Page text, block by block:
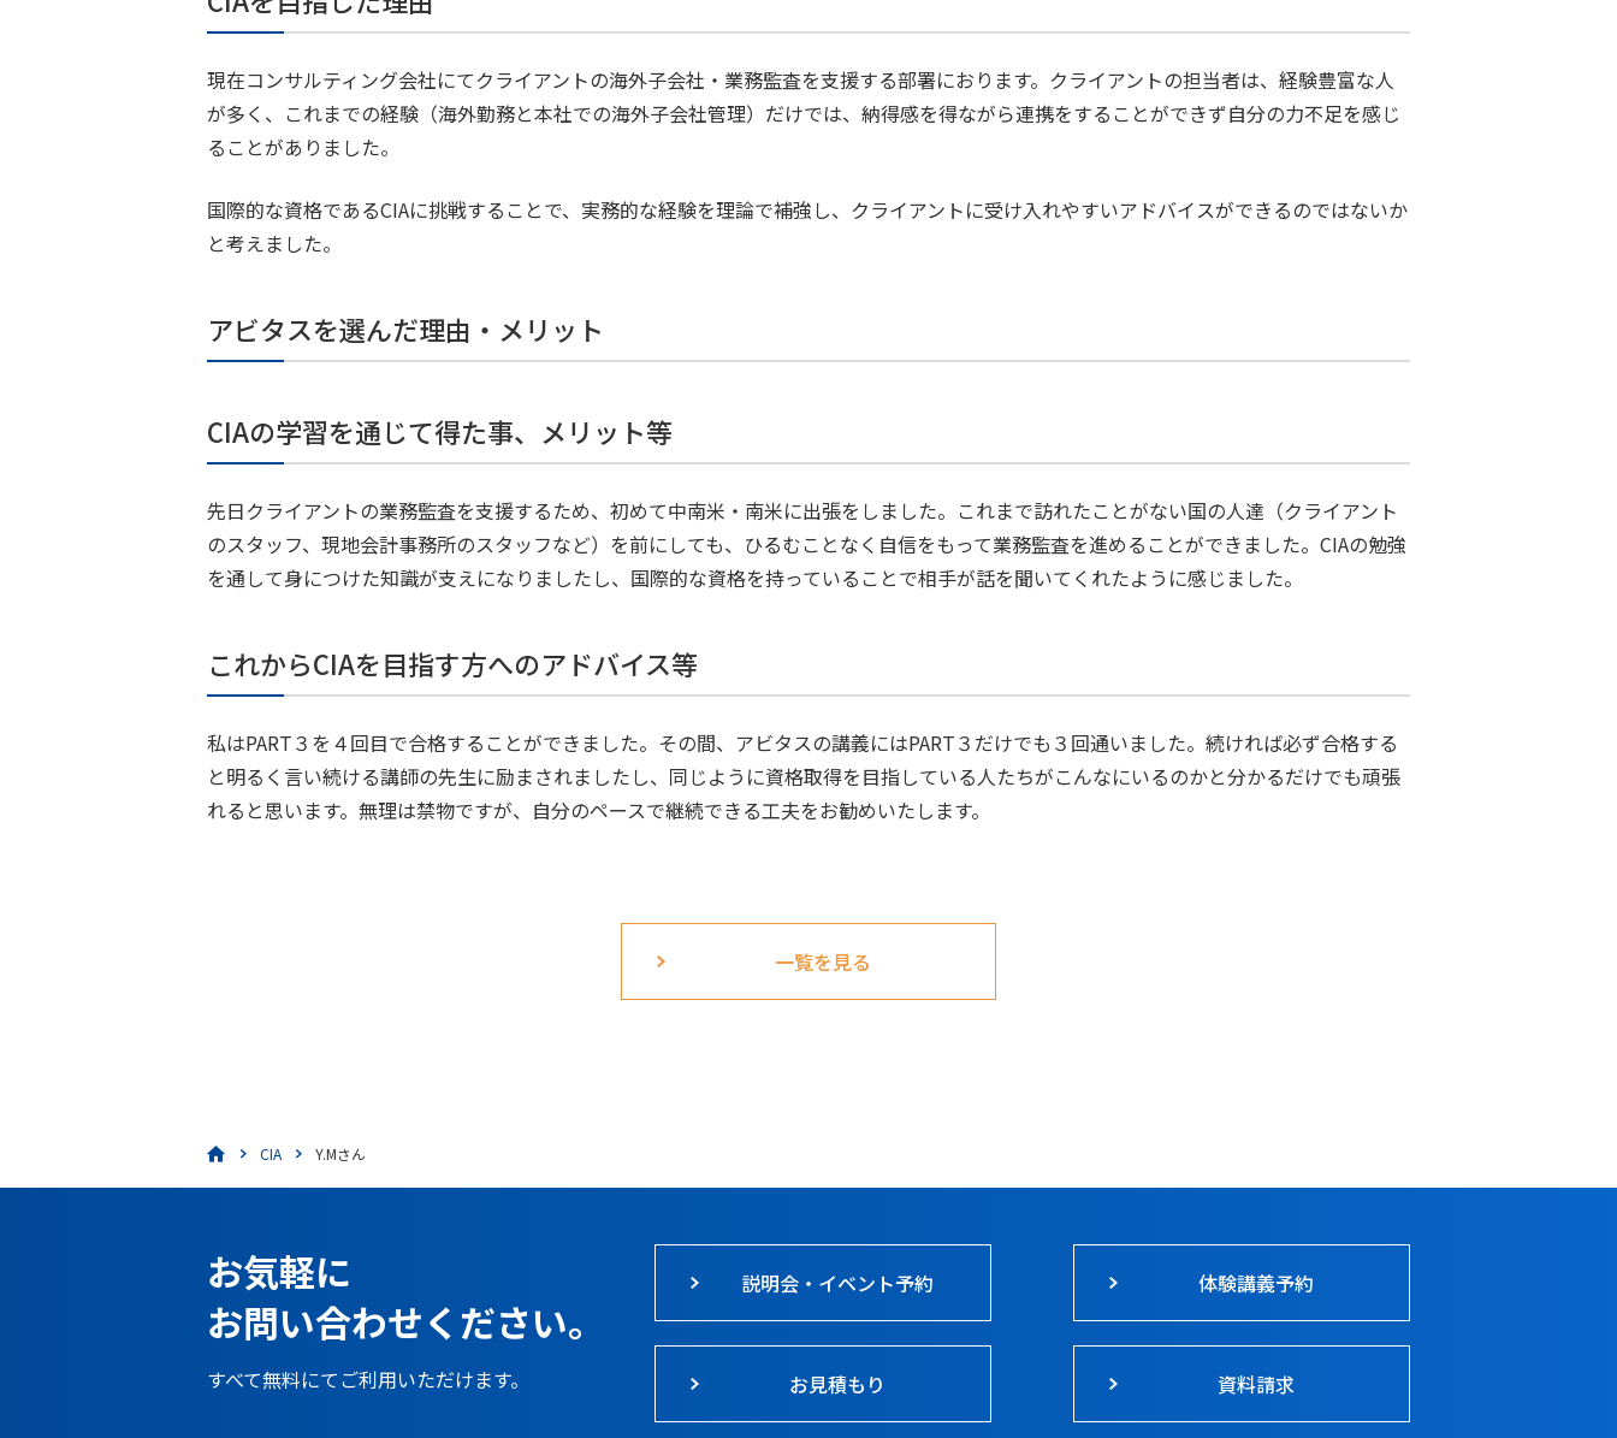
現在コンサルティング会社にてクライアントの海外子会社・業務監査を支援する部署におります。クライアントの担当者は、経験豊富な人
が多く、これまでの経験（海外勤務と本社での海外子会社管理）だけでは、納得感を得ながら連携をすることができず自分の力不足を感じ
ることがありました。
国際的な資格であるCIAに挑戦することで、実務的な経験を理論で補強し、クライアントに受け入れやすいアドバイスができるのではないか
と考えました。
アビタスを選んだ理由・メリット
CIAの学習を通じて得た事、メリット等
先日クライアントの業務監査を支援するため、初めて中南米・南米に出張をしました。これまで訪れたことがない国の人達（クライアント
のスタッフ、現地会計事務所のスタッフなど）を前にしても、ひるむことなく自信をもって業務監査を進めることができました。CIAの勉強
を通して身につけた知識が支えになりましたし、国際的な資格を持っていることで相手が話を聞いてくれたように感じました。
これからCIAを目指す方へのアドバイス等
私はPART３を４回目で合格することができました。その間、アビタスの講義にはPART３だけでも３回通いました。続ければ必ず合格する
と明るく言い続ける講師の先生に励まされましたし、同じように資格取得を目指している人たちがこんなにいるのかと分かるだけでも頑張
れると思います。無理は禁物ですが、自分のペースで継続できる工夫をお勧めいたします。
一覧を見る
CIA Y.Mさん
お気軽に
お問い合わせください。
すべて無料にてご利用いただけます。
説明会・イベント予約 体験講義予約
お見積もり 資料請求